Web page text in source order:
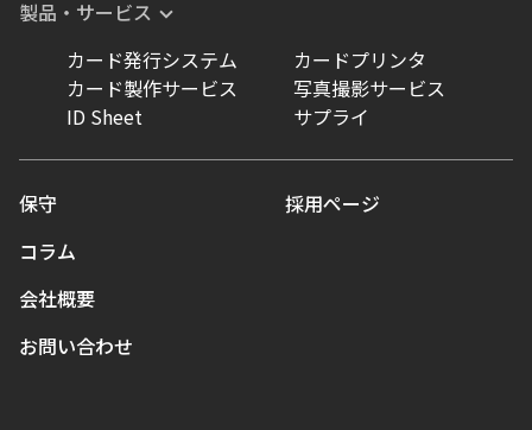
製品・サービス
カード発行システム
カードプリンタ
カード製作サービス
写真撮影サービス
ID Sheet
サプライ
保守
コラム
会社概要
お問い合わせ
採用ページ